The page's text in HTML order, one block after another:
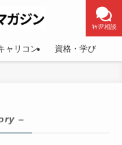
ｷｬﾘｱ相談
ャリコン 資格・学び
–